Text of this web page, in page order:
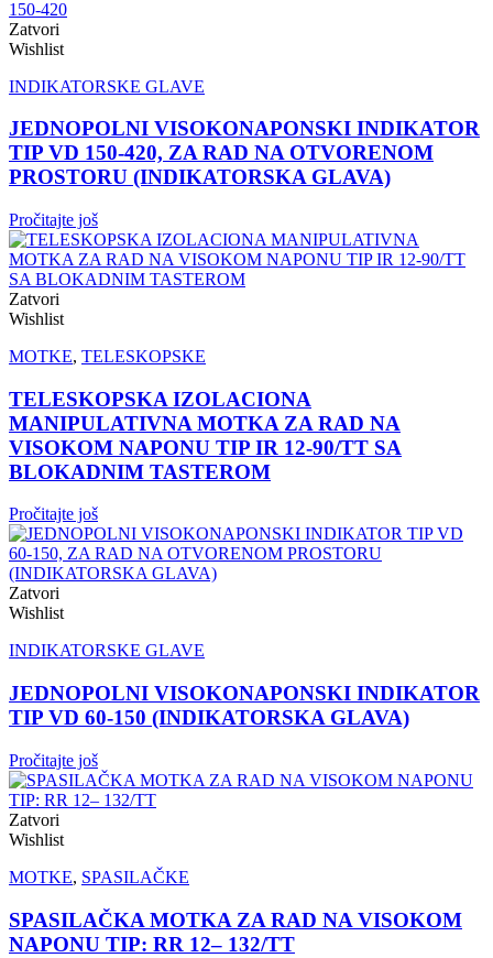
Zatvori
Wishlist
INDIKATORSKE GLAVE
JEDNOPOLNI VISOKONAPONSKI INDIKATOR
TIP VD 150-420, ZA RAD NA OTVORENOM
PROSTORU (INDIKATORSKA GLAVA)
Pročitajte još
Zatvori
Wishlist
MOTKE, TELESKOPSKE
TELESKOPSKA IZOLACIONA
MANIPULATIVNA MOTKA ZA RAD NA
VISOKOM NAPONU TIP IR 12-90/TT SA
BLOKADNIM TASTEROM
Pročitajte još
Zatvori
Wishlist
INDIKATORSKE GLAVE
JEDNOPOLNI VISOKONAPONSKI INDIKATOR
TIP VD 60-150 (INDIKATORSKA GLAVA)
Pročitajte još
Zatvori
Wishlist
MOTKE, SPASILAČKE
SPASILAČKA MOTKA ZA RAD NA VISOKOM
NAPONU TIP: RR 12– 132/TT